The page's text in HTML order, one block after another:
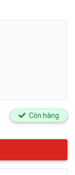
Còn hàng